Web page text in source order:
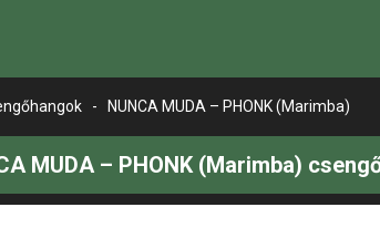
- NUNCA MUDA – PHONK (Marimba)
MUDA – PHONK (Marimba)